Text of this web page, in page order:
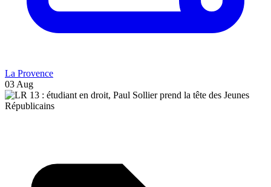
La Provence
03 Aug